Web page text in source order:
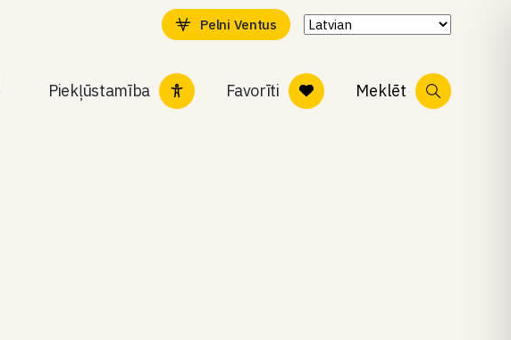
Pelni Ventus
Piekļūstamība Favorīti Meklēt